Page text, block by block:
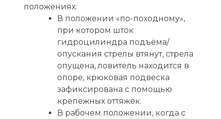
положениях:
В положении «по-походному»,
при котором шток
гидроцилиндра подъёма/
опускания стрелы втянут, стрела
опущена, ловитель находится в
опоре, крюковая подвеска
зафиксирована с помощью
крепежных оттяжек.
В рабочем положении, когда с